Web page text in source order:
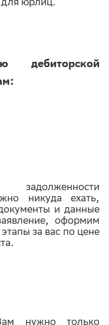
дебиторской
задолженности
никуда ехать,
и данные
оформим
за вас по цене
нужно только